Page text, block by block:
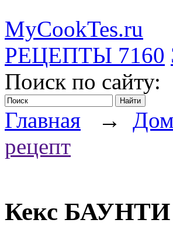
MyCookTes.ru
РЕЦЕПТЫ 7160
Поиск по сайту:
Главная →
рецепт
Кекс БАУНТИ